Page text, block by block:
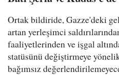
Ortak bildiride, Gazze'deki
artan yerleşimci
faaliyetlerinden ve işgal
statüsünü değiştirmeye
bağımsız